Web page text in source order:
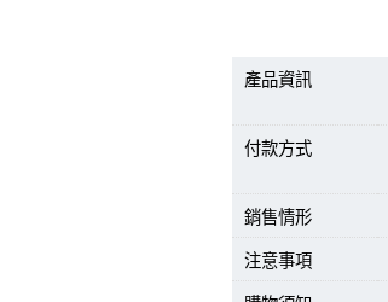
產品資訊
付款方式
銷售情形
注意事項